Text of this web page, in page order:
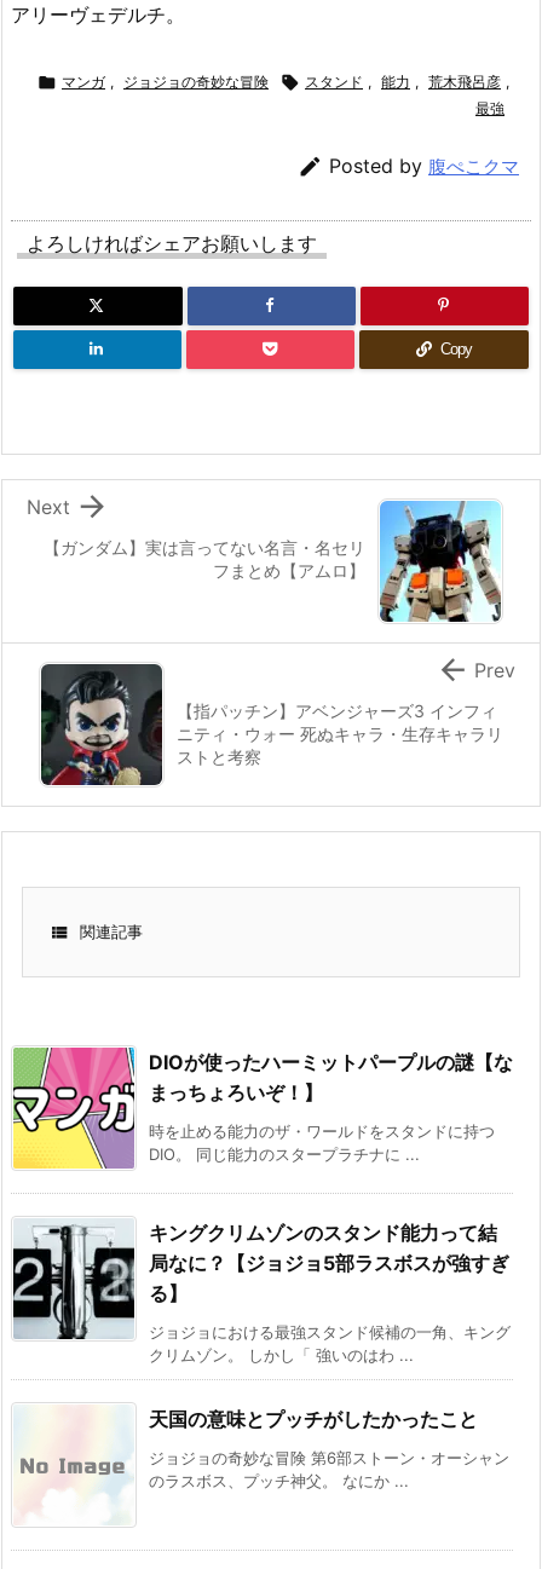
アリーヴェデルチ。
 マンガ , ジョジョの奇妙な冒険  スタンド , 能力 , 荒木飛呂彦 ,
最強
 Posted by 腹ぺこクマ
よろしければシェアお願いします
Copy
【ガンダム】実は言ってない名言・名セリ
フまとめ【アムロ】

Next
【指パッチン】アベンジャーズ3 インフィ
ニティ・ウォー 死ぬキャラ・生存キャラリ
ストと考察
 Prev
 関連記事
DIOが使ったハーミットパープルの謎【な
まっちょろいぞ！】
時を止める能力のザ・ワールドをスタンドに持つ
DIO。 同じ能力のスタープラチナに ...
キングクリムゾンのスタンド能力って結
局なに？【ジョジョ5部ラスボスが強すぎ
る】
ジョジョにおける最強スタンド候補の一角、キング
クリムゾン。 しかし「 強いのはわ ...
天国の意味とプッチがしたかったこと
ジョジョの奇妙な冒険 第6部ストーン・オーシャン
のラスボス、プッチ神父。 なにか ...